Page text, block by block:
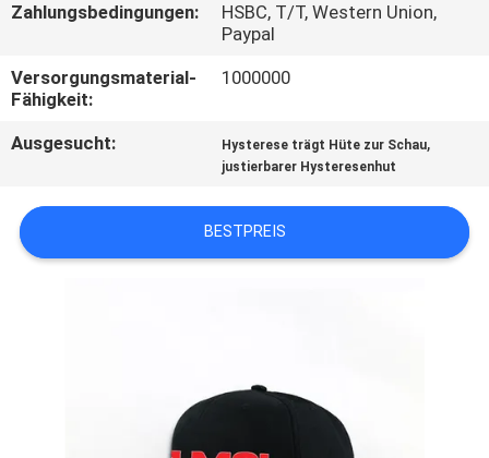
TRETEN
SIE
MIT
UNS
VERBINDUNG
Zahlungsbedingungen:
HSBC, T/T, Western Union,
Paypal
Versorgungsmaterial-
Fähigkeit:
1000000
Ausgesucht: Hysterese trägt Hüte zur Schau,
justierbarer Hysteresenhut
BESTPREIS